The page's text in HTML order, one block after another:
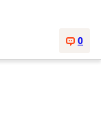
0